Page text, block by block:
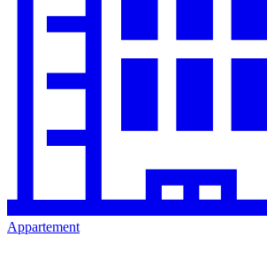
Appartement